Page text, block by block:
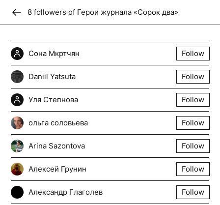
Donate
Герои журнала «Сорок два»
Путешественники и смелые духом
Follow
8 followers of Герои журнала «Сорок два»
Сона Мкртчян Follow
Daniil Yatsuta Follow
Уля Степнова Follow
ольга соловьева Follow
Arina Sazontova Follow
Алексей Грунин Follow
Александр Глаголев Follow